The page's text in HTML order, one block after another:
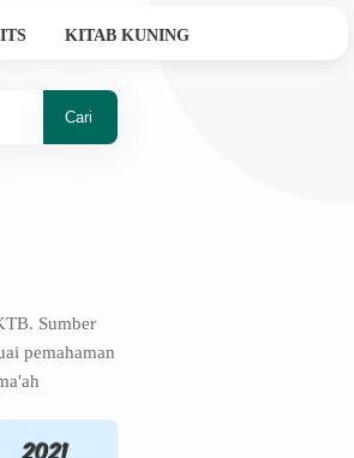
KITAB KUNING
Sumber
pemahaman